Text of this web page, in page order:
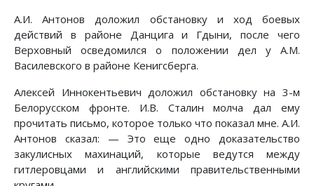
А.И. Антонов доложил обстановку и ход боевых
действий в районе Данцига и Гдыни, после чего
Верховный осведомился о положении дел у A.M.
Василевского в районе Кенигсберга.
Алексей Иннокентьевич доложил обстановку на 3-м
Белорусском фронте. И.В. Сталин молча дал ему
прочитать письмо, которое только что показал мне. А.И.
Антонов сказал: — Это еще одно доказательство
закулисных махинаций, которые ведутся между
гитлеровцами и английскими правительственными